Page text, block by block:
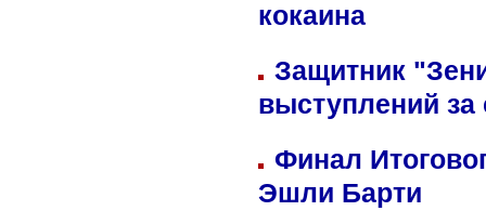
кокаина
Защитник
выступлений
Финал
Эшли Барти